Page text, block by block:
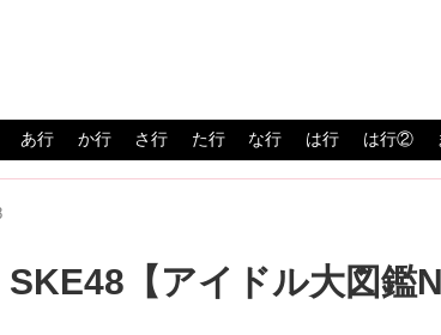
あ行 か行 さ行 た行 な行 は行 は行②
SKE48【アイドル大図鑑